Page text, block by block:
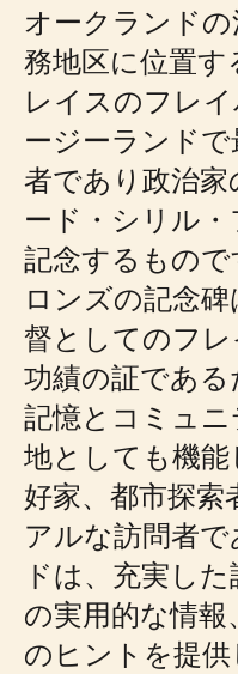
オークランド
務地区に位置
レイスのフレ
ージーランド
者であり政治
ード・シリル
記念するもの
ロンズの記念
督としてのフ
功績の証であ
記憶とコミュ
地としても機
好家、都市探
アルな訪問者
ドは、充実し
の実用的な情
のヒントを提供